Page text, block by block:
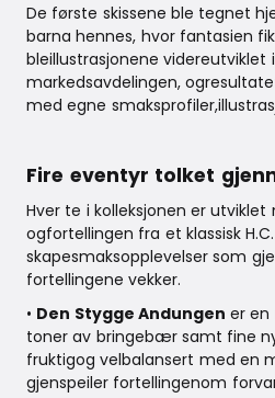
De første skissene ble tegnet
barna hennes, hvor fantasien
bleillustrasjonene
markedsavdelingen,
med egne
Fire eventyr tolket
Hver te i kolleksjonen er
ogfortellingen fra et klassisk
skapesmaksopplevelser som
fortellingene vekker.
• Den Stygge Andungen er
toner av bringebær samt fine
fruktigog velbalansert med en
gjenspeiler fortellingenom